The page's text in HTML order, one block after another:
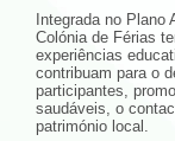
Integrada no Plano
Colónia de Férias
experiências
contribuam para o
participantes,
saudáveis, o
património local.